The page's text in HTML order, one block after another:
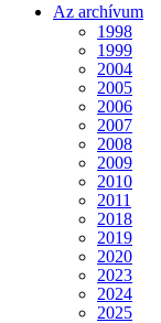
Az archívum
1998
1999
2004
2005
2006
2007
2008
2009
2010
2011
2018
2019
2020
2023
2024
2025